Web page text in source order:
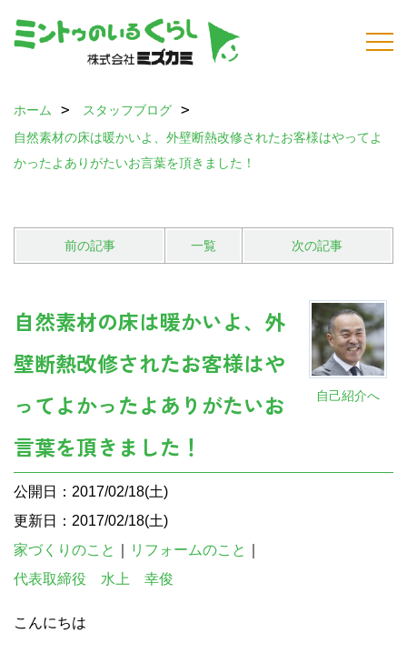
ホーム
スタッフブログ
自然素材の床は暖かいよ、外壁断熱改修されたお客様はやってよ
かったよありがたいお言葉を頂きました！
前の記事 一覧 次の記事
自己紹介へ
自然素材の床は暖かいよ、外
壁断熱改修されたお客様はや
ってよかったよありがたいお
言葉を頂きました！
公開日：2017/02/18(土)
更新日：2017/02/18(土)
家づくりのこと
リフォームのこと
代表取締役 水上 幸俊
こんにちは